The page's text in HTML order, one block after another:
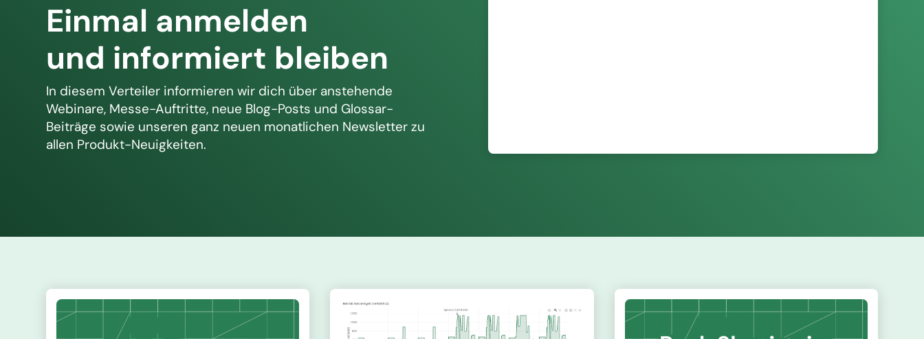
Einmal anmelden
und informiert bleiben
In diesem Verteiler informieren wir dich über anstehende
Webinare, Messe-Auftritte, neue Blog-Posts und Glossar-
Beiträge sowie unseren ganz neuen monatlichen Newsletter zu
allen Produkt-Neuigkeiten.